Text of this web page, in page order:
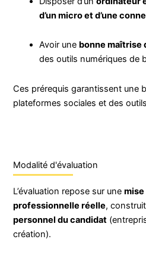
d’un micro et d’une
Avoir une bonne maîtrise
des outils numériques de
Ces prérequis garantissent une
plateformes sociales et des
Modalité d'évaluation
L’évaluation repose sur une
professionnelle réelle,
personnel du candidat
création).